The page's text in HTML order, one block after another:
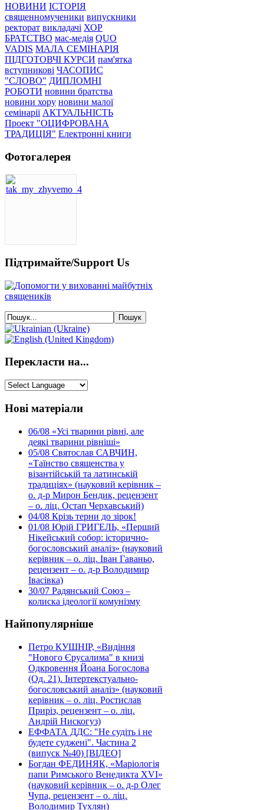
НОВИНИ ІСТОРІЯ
священномученики випускники
ректорат викладачі ХОР
БРАТСТВО мас-медія QUO
VADIS МАЛА СЕМІНАРІЯ
ПІДГОТОВЧІ КУРСИ пам'ятка
вступникові ЧАСОПИС
"СЛОВО" ДИПЛОМНІ
РОБОТИ новини братства
новини хору новини малої
семінарії АКТУАЛЬНІСТЬ
Проект "ОЦИФРОВАНА
ТРАДИЦІЯ" Електронні книги
Фотогалерея
Підтримайте/Support Us
Перекласти на...
Нові матеріали
06/08 «Усі тварини рівні, але
деякі тварини рівніші»
05/08 Святослав САВЧИН,
«Таїнство священства у
візантійській та латинській
традиціях» (науковий керівник –
о. д-р Мирон Бендик, рецензент
– о. ліц. Остап Черхавський)
04/08 Крізь терни до зірок!
01/08 Юрій ГРИГЕЛЬ, «Перший
Нікейський собор: історично-
богословський аналіз» (науковий
керівник – о. ліц. Іван Гаваньо,
рецензент – о. д-р Володимир
Івасівка)
30/07 Радянський Союз –
колиска ідеології комунізму
Найпопулярніше
Петро КУШНІР, «Видіння
"Нового Єрусалима" в книзі
Одкровення Йоана Богослова
(Од. 21). Інтертекстуально-
богословський аналіз» (науковий
керівник – о. ліц. Ростислав
Приріз, рецензент – о. ліц.
Андрій Нискогуз)
ЕФФАТА ДДС: "Не судіть і не
будете суджені". Частина 2
(випуск №40) [ВІДЕО]
Богдан ФЕДИНЯК, «Маріологія
папи Римського Венедикта XVI»
(науковий керівник – о. д-р Олег
Чупа, рецензент – о. ліц.
Володимир Тухлян)